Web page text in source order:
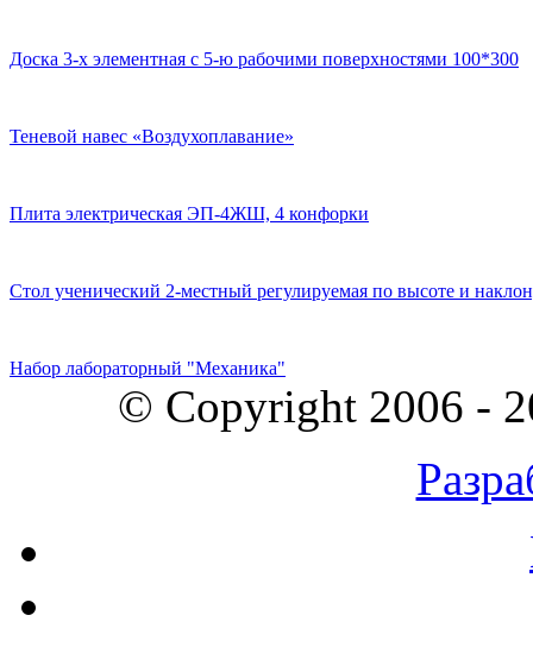
Доска 3-х элементная с 5-ю рабочими поверхностями 100*300
Теневой навес «Воздухоплавание»
Плита электрическая ЭП-4ЖШ, 4 конфорки
Стол ученический 2-местный регулируемая по высоте и
Набор лабораторный "Механика"
© Copyright 2006 -